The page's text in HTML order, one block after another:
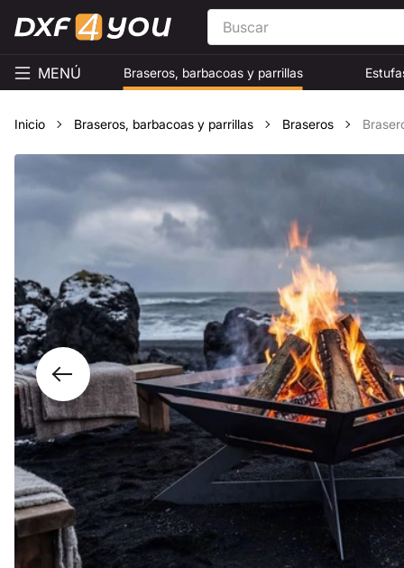
MENÚ Braseros, barbacoas y parrillas
Inicio Braseros, barbacoas y parrillas Braseros